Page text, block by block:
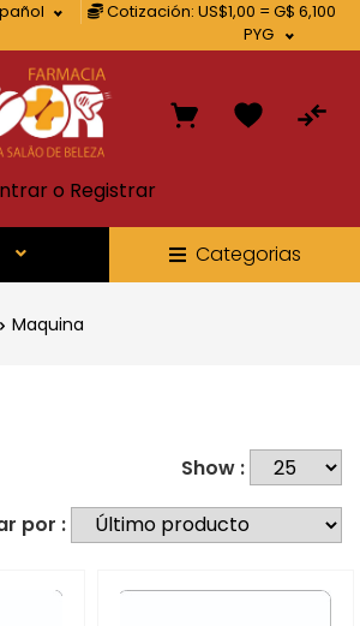
Cotización: US$1,00 = G$ 6,100
PYG
o Registrar
Categorias
Maquina
Show :
por :